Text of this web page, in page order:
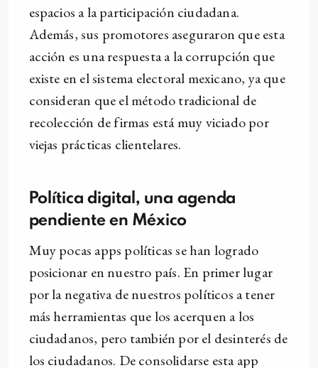
espacios a la participación ciudadana.
Además, sus promotores aseguraron que esta
acción es una respuesta a la corrupción que
existe en el sistema electoral mexicano, ya que
consideran que el método tradicional de
recolección de firmas está muy viciado por
viejas prácticas clientelares.
Política digital, una agenda
pendiente en México
Muy pocas apps políticas se han logrado
posicionar en nuestro país. En primer lugar
por la negativa de nuestros políticos a tener
más herramientas que los acerquen a los
ciudadanos, pero también por el desinterés de
los ciudadanos. De consolidarse esta app